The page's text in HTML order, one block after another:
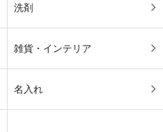
洗剤
雑貨・インテリア
名入れ